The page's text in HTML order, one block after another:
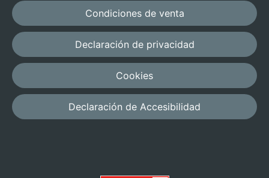
Condiciones de venta
Declaración de privacidad
Cookies
Declaración de Accesibilidad